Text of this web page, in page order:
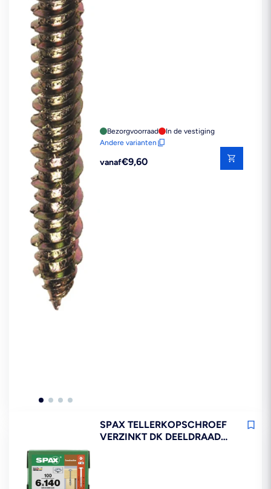
Bezorgvoorraad
In de vestiging
Andere varianten
Reguliere
vanaf€9,60
SPAX TELLERKOPSCHROEF
VERZINKT DK DEELDRAAD